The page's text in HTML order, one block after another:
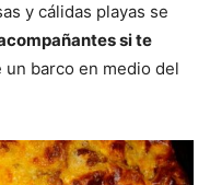
y cálidas playas se
si te
un barco en medio del